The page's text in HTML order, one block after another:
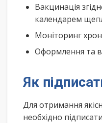
Вакцинація
календарем
Моніторинг
Оформлення та
Як
Для отримання
необхідно